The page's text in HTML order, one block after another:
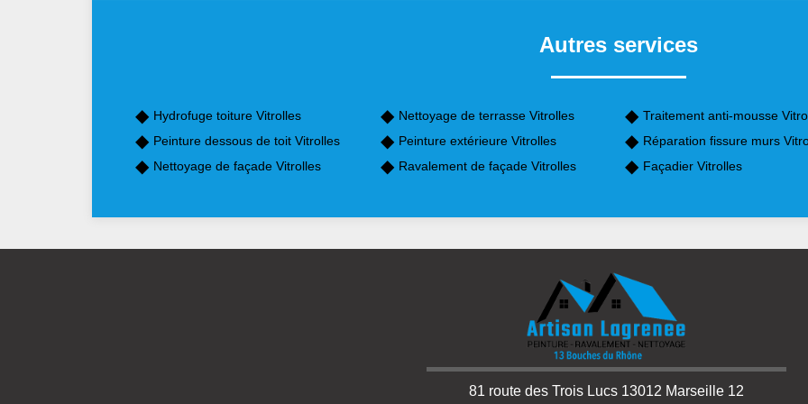
Autres services
Hydrofuge toiture Vitrolles
Peinture dessous de toit Vitrolles
Nettoyage de façade Vitrolles
Nettoyage de terrasse Vitrolles
Peinture extérieure Vitrolles
Ravalement de façade Vitrolles
Traitement anti-mousse
Réparation fissure murs
Façadier Vitrolles
81 route des Trois Lucs 13012 Marseille 12